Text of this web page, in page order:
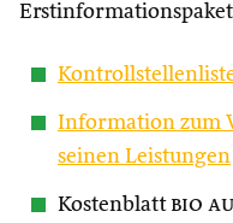
Information zum
seinen Leistungen
Kostenblatt bio